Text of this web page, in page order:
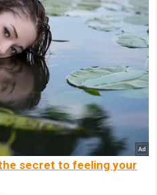
secret to feeling your